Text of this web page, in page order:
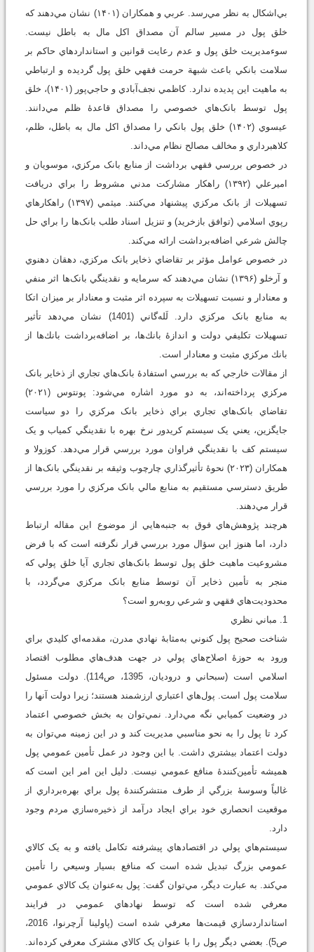
بي‌اشکال به نظر مي‌رسد. عربي و همکاران (۱۴۰۱) نشان مي‌دهند که
خلق پول در مسير سالم آن مصداق اکل مال به باطل نيست.
سوء‌مديريت خلق پول و عدم رعايت قوانين و استانداردهاي حاکم بر
سلامت بانکي باعث شبهة حرمت فقهي خلق پول گرديده و ارتباطي
به ماهيت اين پديده ندارد. کاظمي نجف‌آبادي و حاجي‌پور (۱۴۰۱)، خلق
پول توسط بانک‌هاي خصوصي را مصداق قاعدۀ ظلم مي‌دانند.
عيسوي (۱۴۰۲) خلق پول بانکي را مصداق اکل مال به باطل، ظلم،
کلاهبرداري و مخالف مصالح نظام مي‌داند.
در خصوص بررسي فقهي برداشت از منابع بانک مرکزي، موسويان و
اميرعلي (۱۳۹۲) راهکار مشارکت مدني مشروط را براي دريافت
تسهيلات از بانک مرکزي پيشنهاد مي‌کنند. ميثمي (۱۳۹۷) راهکارهاي
رپوي اسلامي (توافق بازخريد) و تنزيل اسناد طلب بانک‌ها را براي حل
چالش شرعي اضافه‌برداشت ارائه مي‌کند.
در خصوص عوامل مؤثر بر تقاضاي ذخاير بانک مرکزي، دهقان دهنوي
و آرخلو (۱۳۹۶) نشان مي‌دهند که سرمايه و نقدينگي بانک‌ها اثر منفي
و معنا‌دار و نسبت تسهيلات به سپرده اثر مثبت و معنا‌دار بر ميزان اتکا
به منابع بانک مرکزي دارد. لَله‌گاني (1401) نشان مي‌دهد تأثير
تسهيلات تكليفي دولت و اندازۀ بانك‌ها، بر اضافه‌برداشت بانك‌ها از
بانك مركزي مثبت و معنادار است.
از مقالات خارجي که به بررسي استفادۀ بانک‌هاي تجاري از ذخاير بانک
مرکزي پرداخته‌اند، به دو مورد اشاره مي‌شود: پونتوس (۲۰۲۱)
تقاضاي بانک‌هاي تجاري براي ذخاير بانک مرکزي را دو سياست
جايگزين، يعني يک سيستم کريدور نرخ بهره با نقدينگي کمياب و يک
سيستم کف با نقدينگي فراوان مورد بررسي قرار مي‌دهد. کوزولا و
همکاران (۲۰۲۳) نحوۀ تأثيرگذاري چارچوب وثيقه بر نقدينگي بانک‌ها از
طريق دسترسي مستقيم به منابع مالي بانک مرکزي را مورد بررسي
قرار مي‌دهند.
هرچند پژوهش‌هاي فوق به جنبه‌هايي از موضوع اين مقاله ارتباط
دارد، اما هنوز اين سؤال مورد بررسي قرار نگرفته است که با فرض
مشروعيت ماهيت خلق پول توسط بانک‌هاي تجاري آيا خلق پولي که
منجر به تأمين ذخاير آن توسط منابع بانک مرکزي مي‌گردد، با
محدوديت‌هاي فقهي و شرعي روبه‌رو است؟
1. مباني نظري
شناخت صحيح پول كنوني به‌مثابۀ نهادي مدرن، مقدمه‌اي كليدي براي
ورود به حوزۀ اصلاح‌هاي پولي در جهت هدف‌هاي مطلوب اقتصاد
اسلامي است (سبحاني و دروديان، 1395، ص114). دولت مسئول
سلامت پول است. پول‌هاي اعتباري ارزشمند هستند؛ زيرا دولت آنها را
در وضعيت کميابي نگه مي‌دارد. نمي‌توان به بخش خصوصي اعتماد
كرد تا پول را به نحو مناسبي مديريت كند و در اين زمينه مي‌توان به
دولت اعتماد بيشتري داشت. با اين وجود در عمل تأمين عمومي پول
هميشه تأمين‌کنندۀ منافع عمومي نيست. دليل اين امر اين است که
غالباً وسوسۀ بزرگي از طرف منتشرکنندۀ پول براي بهره‌برداري از
موقعيت انحصاري خود براي ايجاد درآمد از ذخيره‌سازي مردم وجود
دارد.
سيستم‌هاي پولي در اقتصادهاي پيشرفته تکامل يافته و به يک کالاي
عمومي بزرگ تبديل شده است که منافع بسيار وسيعي را تأمين
مي‌کند. به عبارت ديگر، مي‌توان گفت: پول به‌عنوان يک کالاي عمومي
معرفي شده است که توسط نهادهاي عمومي در فرايند
استانداردسازي قيمت‌ها معرفي شده است (پاولينا آرچرنوا، 2016،
ص5). بعضي ديگر پول را با عنوان يک کالاي مشترک معرفي کرده‌اند.